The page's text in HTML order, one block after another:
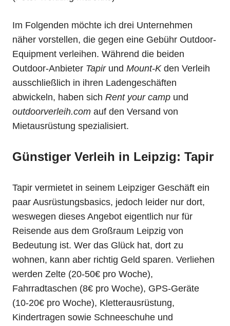
Im Folgenden möchte ich drei Unternehmen
näher vorstellen, die gegen eine Gebühr Outdoor-
Equipment verleihen. Während die beiden
Outdoor-Anbieter Tapirund Mount-Kden Verleih
ausschließlich in ihren Ladengeschäften
abwickeln, haben sich Rent your camp und
outdoorverleih.com auf den Versand von
Mietausrüstung spezialisiert.
Günstiger Verleih in Leipzig: Tapir
Tapir vermietet in seinem Leipziger Geschäft ein
paar Ausrüstungsbasics, jedoch leider nur dort,
weswegen dieses Angebot eigentlich nur für
Reisende aus dem Großraum Leipzig von
Bedeutung ist. Wer das Glück hat, dort zu
wohnen, kann aber richtig Geld sparen. Verliehen
werden Zelte (20-50€ pro Woche),
Fahrradtaschen (8€ pro Woche), GPS-Geräte
(10-20€ pro Woche), Kletterausrüstung,
Kindertragen sowie Schneeschuhe und